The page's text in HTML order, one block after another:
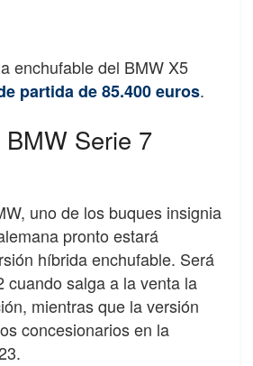
enchufable del BMW X5
partida de 85.400 euros.
Serie 7
uno de los buques insignia
pronto estará
híbrida enchufable. Será
cuando salga a la venta la
mientras que la versión
concesionarios en la